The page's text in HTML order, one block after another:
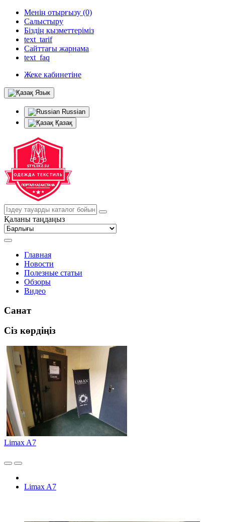
Менің отырғызу (0)
Салыстыру
Біздің қызметтеріміз
text_tarif
Сайттағы жарнама
text_faq
Жеке кабинетіне
Язык
Russian
Қазақ
Қаланы таңдаңыз
Главная
Новости
Полезные статьи
Обзоры
Видео
Санат
Сіз көрдіңіз
Limax A7
Limax A7